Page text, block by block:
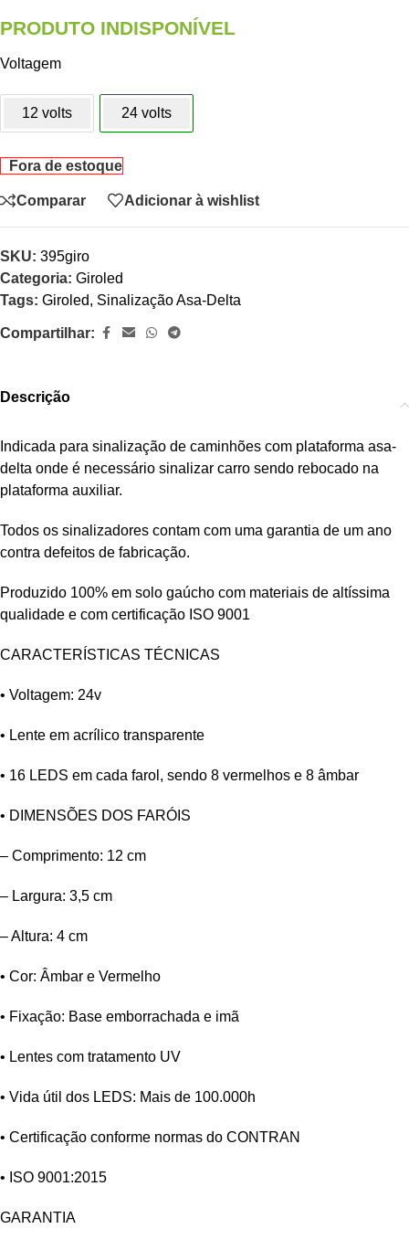
PRODUTO INDISPONÍVEL
Voltagem
12 volts 24 volts
Fora de estoque
Comparar Adicionar à wishlist
SKU: 395giro
Categoria: Giroled
Tags: Giroled, Sinalização Asa-Delta
Compartilhar:
Descrição
Indicada para sinalização de caminhões com plataforma asa-
delta onde é necessário sinalizar carro sendo rebocado na
plataforma auxiliar.
Todos os sinalizadores contam com uma garantia de um ano
contra defeitos de fabricação.
Produzido 100% em solo gaúcho com materiais de altíssima
qualidade e com certificação ISO 9001
CARACTERÍSTICAS TÉCNICAS
• Voltagem: 24v
• Lente em acrílico transparente
• 16 LEDS em cada farol, sendo 8 vermelhos e 8 âmbar
• DIMENSÕES DOS FARÓIS
– Comprimento: 12 cm
– Largura: 3,5 cm
– Altura: 4 cm
• Cor: Âmbar e Vermelho
• Fixação: Base emborrachada e imã
• Lentes com tratamento UV
• Vida útil dos LEDS: Mais de 100.000h
• Certificação conforme normas do CONTRAN
• ISO 9001:2015
GARANTIA